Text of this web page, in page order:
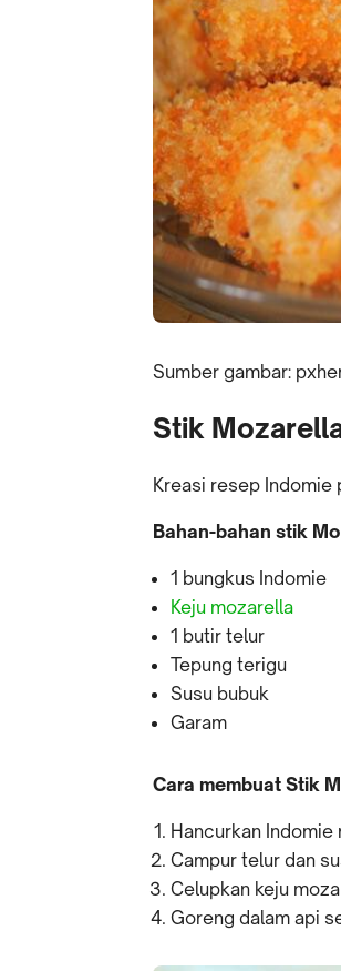
Sumber gambar:
Stik
Kreasi resep Indomie
Bahan-bahan stik
1 bungkus Indomie
Keju mozarella
1 butir telur
Tepung terigu
Susu bubuk
Garam
Cara membuat Stik
Hancurkan Indomie
Campur telur dan
Celupkan keju
Goreng dalam api